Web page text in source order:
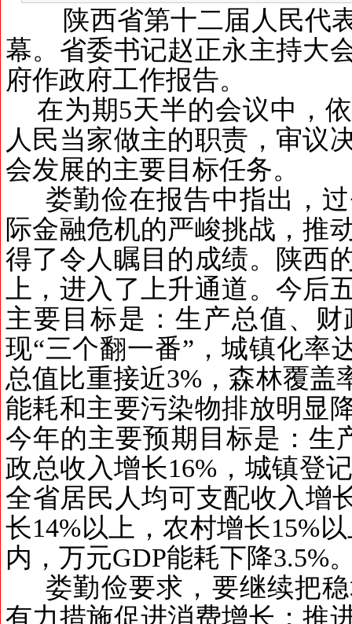
陕西省第十二届人民代表
幕。省委书记赵正永主持大
府作政府工作报告。
在为期5天半的会议中，
人民当家做主的职责，审议
会发展的主要目标任务。
娄勤俭在报告中指出，
际金融危机的严峻挑战，推
得了令人瞩目的成绩。陕西
上，进入了上升通道。今后
主要目标是：生产总值、
现“三个翻一番” ，城镇化率
总值比重接近3% ，森林覆盖
能耗和主要污染物排放明显
今年的主要预期目标是：生
政总收入增长16% ，城镇登
全省居民人均可支配收入增
长14%以上，农村增长15%
内，万元GDP能耗下降3.5%
娄勤俭要求，要继续把
有力措施促进消费增长；推